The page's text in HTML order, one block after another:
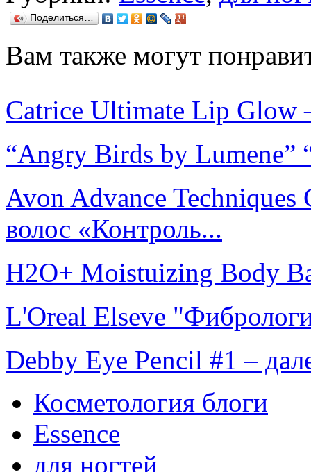
Поделиться…
Вам также могут
Catrice Ultimate Lip Glow
“Angry Birds by Lumene”
Avon Advance Techniques
волос «Контроль...
H2O+ Moistuizing Body
L'Oreal Elseve
Debby Eye Pencil #1 –
Косметология блоги
Essence
для ногтей